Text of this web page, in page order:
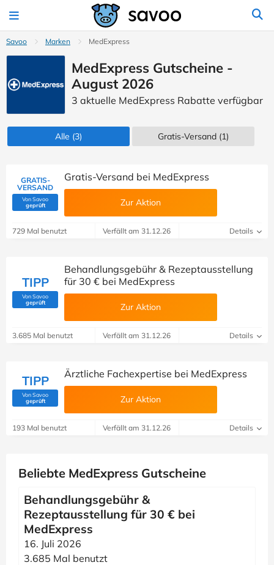
Savoo Marken MedExpress
MedExpress Gutscheine -
August 2026
3 aktuelle MedExpress Rabatte verfügbar
Alle (3) Gratis-Versand (1)
GRATIS-
VERSAND
Von Savoo
geprüft(Von Savoo geprüft)
Gratis-Versand bei MedExpress
Zur Aktion
729 Mal benutzt Verfällt am 31.12.26 Details
TIPP
Von Savoo
geprüft(Von Savoo geprüft)
Behandlungsgebühr & Rezeptausstellung
für 30 € bei MedExpress
Zur Aktion
3.685 Mal benutzt Verfällt am 31.12.26 Details
TIPP
Von Savoo
geprüft(Von Savoo geprüft)
Ärztliche Fachexpertise bei MedExpress
Zur Aktion
193 Mal benutzt Verfällt am 31.12.26 Details
Beliebte MedExpress Gutscheine
Behandlungsgebühr &
Rezeptausstellung für 30 € bei
MedExpress
16. Juli 2026
3.685 Mal benutzt